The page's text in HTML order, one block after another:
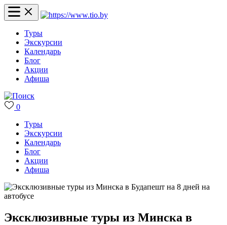
Туры
Экскурсии
Календарь
Блог
Акции
Афиша
0
Туры
Экскурсии
Календарь
Блог
Акции
Афиша
Эксклюзивные туры из Минска в